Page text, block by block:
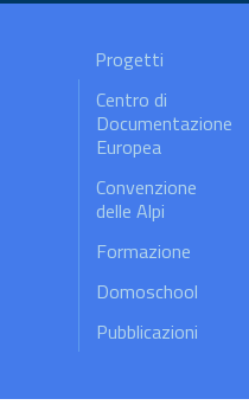
Progetti
Centro di
Documentazione
Europea
Convenzione
delle Alpi
Formazione
Domoschool
Pubblicazioni